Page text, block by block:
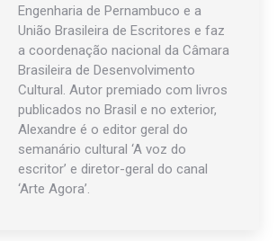
Engenharia de Pernambuco e a
União Brasileira de Escritores e faz
a coordenação nacional da Câmara
Brasileira de Desenvolvimento
Cultural. Autor premiado com livros
publicados no Brasil e no exterior,
Alexandre é o editor geral do
semanário cultural ‘A voz do
escritor’ e diretor-geral do canal
‘Arte Agora’.